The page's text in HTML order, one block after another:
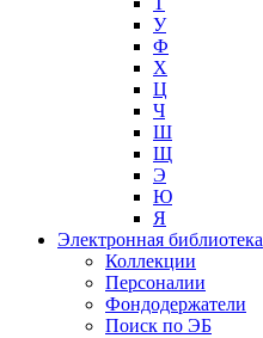
У
Ф
Х
Ц
Ч
Ш
Щ
Э
Ю
Я
Электронная библиотека
Коллекции
Персоналии
Фондодержатели
Поиск по ЭБ